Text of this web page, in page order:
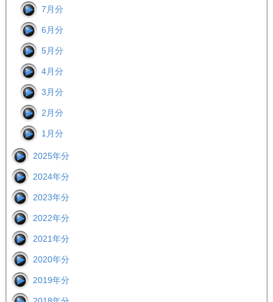
7月分
6月分
5月分
4月分
3月分
2月分
1月分
2025年分
2024年分
2023年分
2022年分
2021年分
2020年分
2019年分